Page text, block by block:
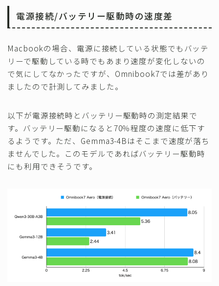
電源接続/バッテリー駆動時の速度差
Macbookの場合、電源に接続している状態でもバッテ
リーで駆動している時でもあまり速度が変化しないの
で気にしてなかったですが、Omnibook7では差があり
ましたので計測してみました。
以下が電源接続時とバッテリー駆動時の測定結果で
す。バッテリー駆動になると70％程度の速度に低下す
るようです。ただ、Gemma3-4Bはそこまで速度が落ち
ませんでした。このモデルであればバッテリー駆動時
にも利用できそうです。